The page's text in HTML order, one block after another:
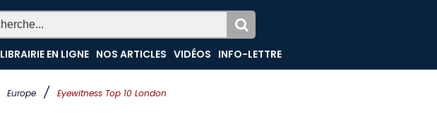
Europe / Eyewitness Top 10 London
LIBRAIRIE EN LIGNE NOS ARTICLES VIDÉOS INFO-LETTRE